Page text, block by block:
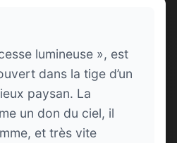
lumineuse », est
dans la tige d’un
paysan. La
un don du ciel, il
et très vite